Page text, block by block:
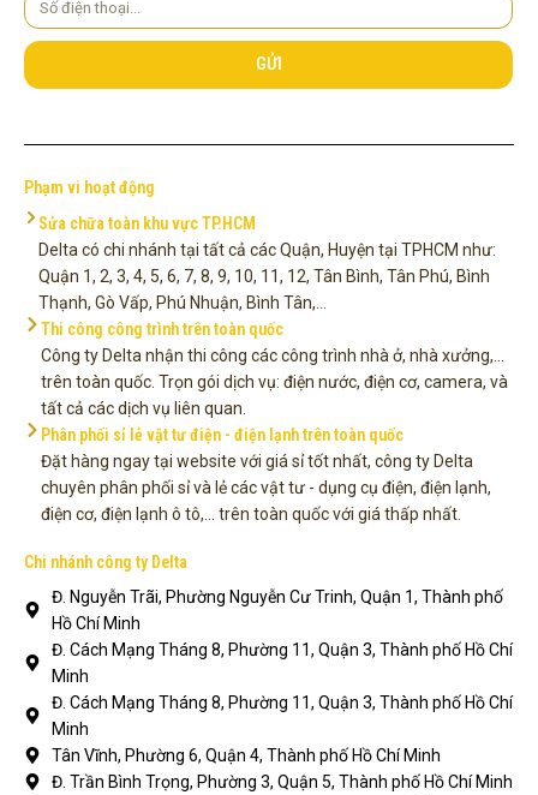
điện
thoại
GỬI
Phạm vi hoạt động
Sửa chữa toàn khu vực TP.HCM
Delta có chi nhánh tại tất cả các Quận, Huyện tại TPHCM như:
Quận 1, 2, 3, 4, 5, 6, 7, 8, 9, 10, 11, 12, Tân Bình, Tân Phú, Bình
Thạnh, Gò Vấp, Phú Nhuận, Bình Tân,...
Thi công công trình trên toàn quốc
Công ty Delta nhận thi công các công trình nhà ở, nhà xưởng,...
trên toàn quốc. Trọn gói dịch vụ: điện nước, điện cơ, camera, và
tất cả các dịch vụ liên quan.
Phân phối sỉ lẻ vật tư điện - điện lạnh trên toàn quốc
Đặt hàng ngay tại website với giá sỉ tốt nhất, công ty Delta
chuyên phân phối sỉ và lẻ các vật tư - dụng cụ điện, điện lạnh,
điện cơ, điện lạnh ô tô,... trên toàn quốc với giá thấp nhất.
Chi nhánh công ty Delta
Đ. Nguyễn Trãi, Phường Nguyễn Cư Trinh, Quận 1, Thành phố
Hồ Chí Minh
Đ. Cách Mạng Tháng 8, Phường 11, Quận 3, Thành phố Hồ Chí
Minh
Đ. Cách Mạng Tháng 8, Phường 11, Quận 3, Thành phố Hồ Chí
Minh
Tân Vĩnh, Phường 6, Quận 4, Thành phố Hồ Chí Minh
Đ. Trần Bình Trọng, Phường 3, Quận 5, Thành phố Hồ Chí Minh